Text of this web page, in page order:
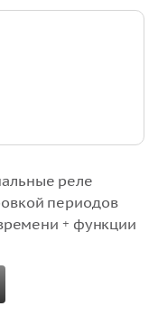
реле
периодов
+ функции